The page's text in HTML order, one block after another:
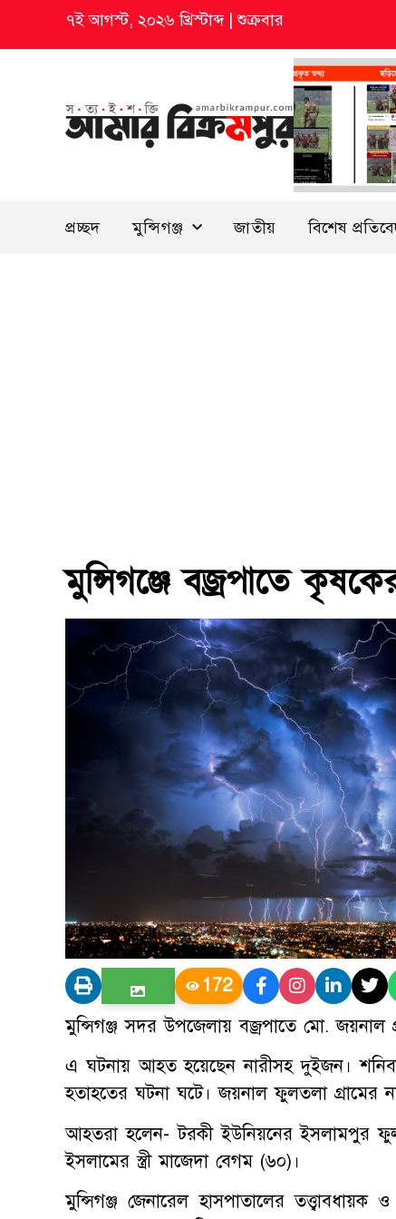
৭ই আগস্ট, ২০২৬ খ্রিস্টাব্দ|শুক্রবার
প্রচ্ছদ মুন্সিগঞ্জ জাতীয় বিশেষ
মুন্সিগঞ্জে বজ্রপাতে
172
মুন্সিগঞ্জ সদর উপজেলায় বজ্রপাতে মো. জয়নাল
এ ঘটনায় আহত হয়েছেন নারীসহ দুইজন।
হতাহতের ঘটনা ঘটে। জয়নাল ফুলতলা গ্রামের
আহতরা হলেন- টরকী ইউনিয়নের ইসলামপুর
ইসলামের স্ত্রী মাজেদা বেগম (৬০)।
মুন্সিগঞ্জ জেনারেল হাসপাতালের